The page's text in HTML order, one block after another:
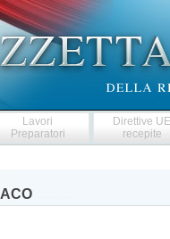
Lavori
Preparatori
Direttive
recepite